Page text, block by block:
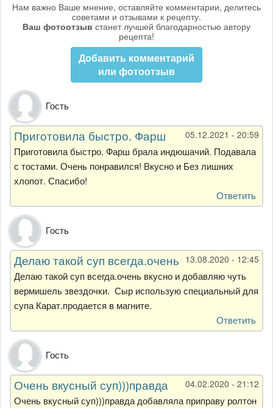
Нам важно Ваше мнение, оставляйте комментарии, делитесь
советами и отзывами к рецепту.
Ваш фотоотзыв станет лучшей благодарностью автору
рецепта!
Добавить комментарий
или фотоотзыв
Гость
05.12.2021 - 20:59
Приготовила быстро. Фарш
Приготовила быстро. Фарш брала индюшачий. Подавала
с тостами. Очень понравился! Вкусно и Без лишних
хлопот. Спасибо!
Ответить
Гость
13.08.2020 - 12:45
Делаю такой суп всегда.очень
Делаю такой суп всегда.очень вкусно и добавляю чуть
вермишель звездочки. Сыр использую специальный для
супа Карат.продается в магните.
Ответить
Гость
04.02.2020 - 21:12
Очень вкусный суп)))правда
Очень вкусный суп)))правда добавляла приправу ролтон